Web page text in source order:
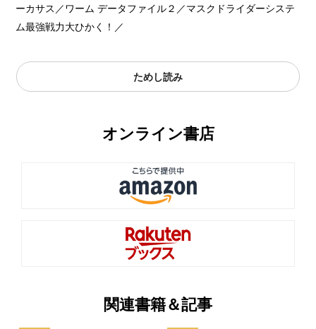
ーカサス／ワーム データファイル２／マスクドライダーシステ
ム最強戦力大ひかく！／
ためし読み
オンライン書店
関連書籍＆記事